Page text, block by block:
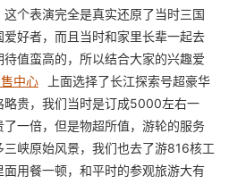
个表演完全是真实还原了当时三国
好者，而且当时和家里长辈一起去
值蛮高的，所以结合大家的兴趣爱
中心
上面选择了长江探索号超豪华
略贵，我们当时是订成5000左右一
一倍，但是物超所值，游轮的服务
峡原始风景，我们也去了游816核工
用餐一顿，和平时的参观旅游大有